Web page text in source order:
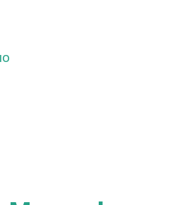
baixa taxa de adesão
Feliz Natal!!!!